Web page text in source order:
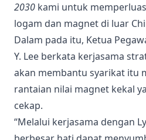
2030 kami untuk
logam dan magnet di luar
Dalam pada itu, Ketua
Y. Lee berkata kerjasama
akan membantu syarikat itu
rantaian nilai magnet kekal
cekap.
“Melalui kerjasama dengan